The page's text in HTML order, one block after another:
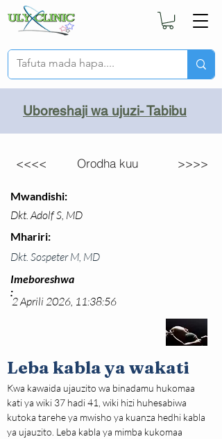
Uboreshaji wa ujuzi- Tabibu
<<<< Orodha kuu >>>>
Mwandishi:
Dkt. Adolf S, MD
Mhariri:
Dkt. Sospeter M, MD
2 Aprili 2026, 11:38:56
Leba kabla ya wakati
Imeboreshwa
:
Kwa kawaida ujauzito wa binadamu hukomaa
kati ya wiki 37 hadi 41, wiki hizi huhesabiwa
kutoka tarehe ya mwisho ya kuanza hedhi kabla
ya ujauzito. Leba kabla ya mimba kukomaa